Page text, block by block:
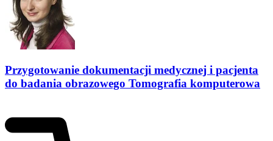
Przygotowanie dokumentacji medycznej i pacjenta
do badania obrazowego Tomografia komputerowa